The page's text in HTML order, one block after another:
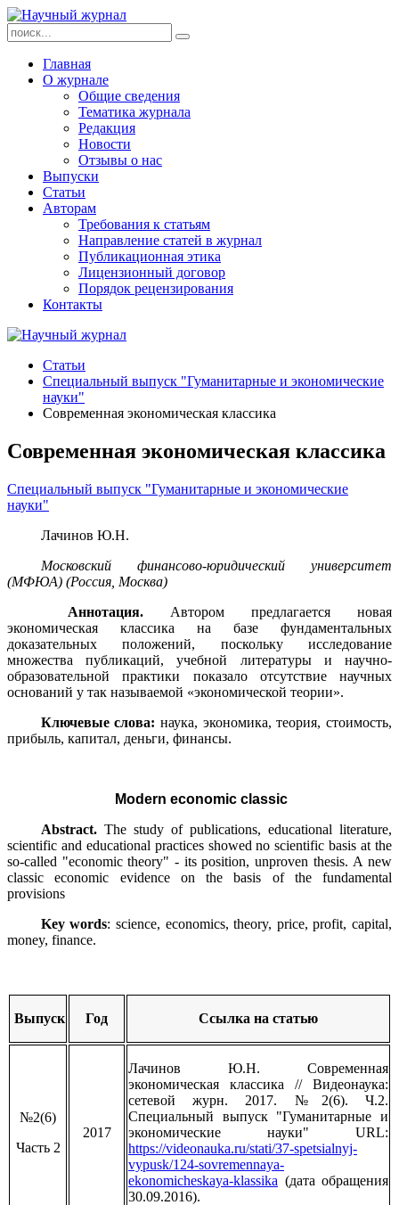
Главная
О журнале
Общие сведения
Тематика журнала
Редакция
Новости
Отзывы о нас
Выпуски
Статьи
Авторам
Требования к статьям
Направление статей в журнал
Публикационная этика
Лицензионный договор
Порядок рецензирования
Контакты
Статьи
Специальный выпуск "Гуманитарные и экономические
науки"
Современная экономическая классика
Современная экономическая классика
Специальный выпуск "Гуманитарные и экономические
науки"
Лачинов Ю.Н.
Московский финансово-юридический университет
(МФЮА) (Россия, Москва)
Аннотация.
Автором предлагается новая
экономическая классика на базе фундаментальных
доказательных положений, поскольку исследование
множества публикаций, учебной литературы и научно-
образовательной практики показало отсутствие научных
оснований у так называемой «экономической теории».
Ключевые слова: наука, экономика, теория, стоимость,
прибыль, капитал, деньги, финансы.
Modern economic classic
Abstract. The study of publications, educational literature,
scientific and educational practices showed no scientific basis at the
so-called "economic theory" - its position, unproven thesis. A new
classic economic evidence on the basis of the fundamental
provisions
Key words: science, economics, theory, price, profit, capital,
money, finance.
Выпуск Год Ссылка на статью
№2(6)
Часть 2
2017
Лачинов Ю.Н. Современная
экономическая классика // Видеонаука:
сетевой журн. 2017. №2(6). Ч.2.
Специальный выпуск "Гуманитарные и
экономические науки" URL:
https://videonauka.ru/stati/37-spetsialnyj-
vypusk/124-sovremennaya-
ekonomicheskaya-klassika (дата обращения
30.09.2016).